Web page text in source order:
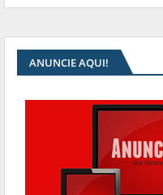
ANUNCIE AQUI!